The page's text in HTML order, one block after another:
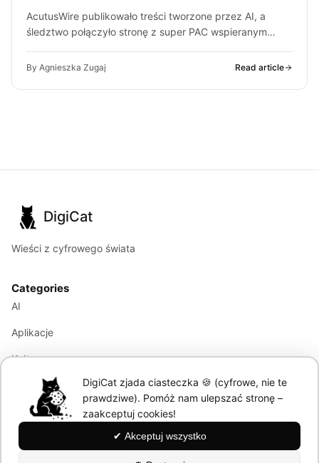
AcutusWire publikowało treści tworzone przez AI, a
śledztwo połączyło stronę z super PAC wspieranym
By Agnieszka Zugaj Read article
DigiCat
Wieści z cyfrowego świata
Categories
AI
Aplikacje
Kultura
Marketing
Modele językowe
DigiCat zjada ciasteczka 🍪 (cyfrowe, nie te
prawdziwe). Pomóż nam ulepszać stronę –
zaakceptuj cookies!
✔ Akceptuj wszystko